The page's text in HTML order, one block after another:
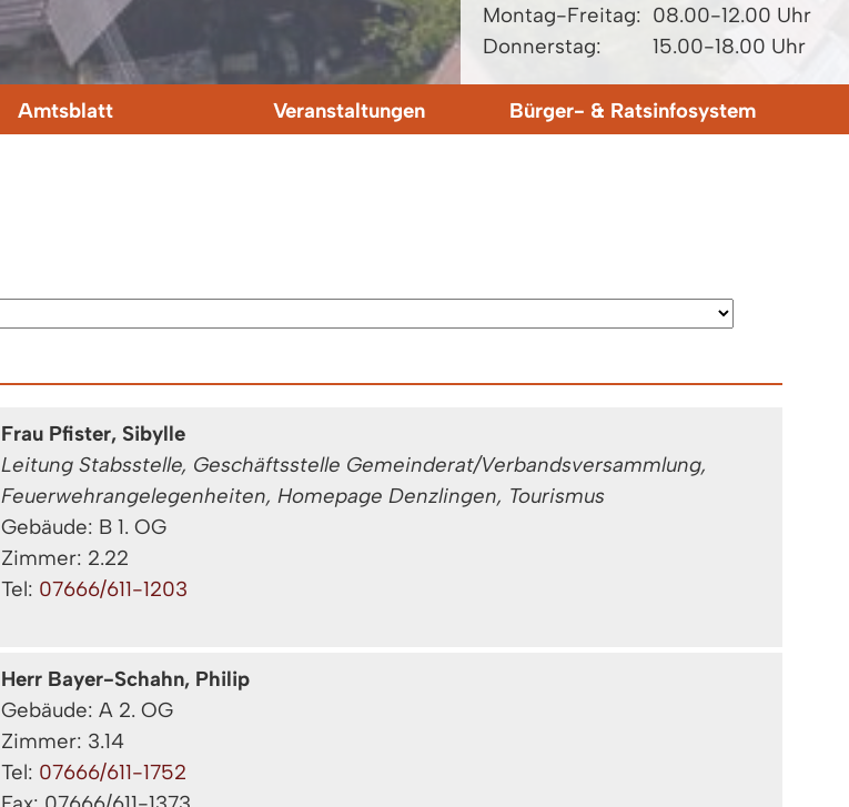
Montag-Freitag: 08.00-12.00 Uhr
Donnerstag:
15.00-18.00 Uhr
Amtsblatt Veranstaltungen Bürger- & Ratsinfosystem
Frau Pfister, Sibylle
Leitung Stabsstelle, Geschäftsstelle Gemeinderat/Verbandsversammlung,
Feuerwehrangelegenheiten, Homepage Denzlingen, Tourismus
Gebäude: B 1. OG
Zimmer: 2.22
Tel: 07666/611-1203
Herr Bayer-Schahn, Philip
Gebäude: A 2. OG
Zimmer: 3.14
Tel: 07666/611-1752